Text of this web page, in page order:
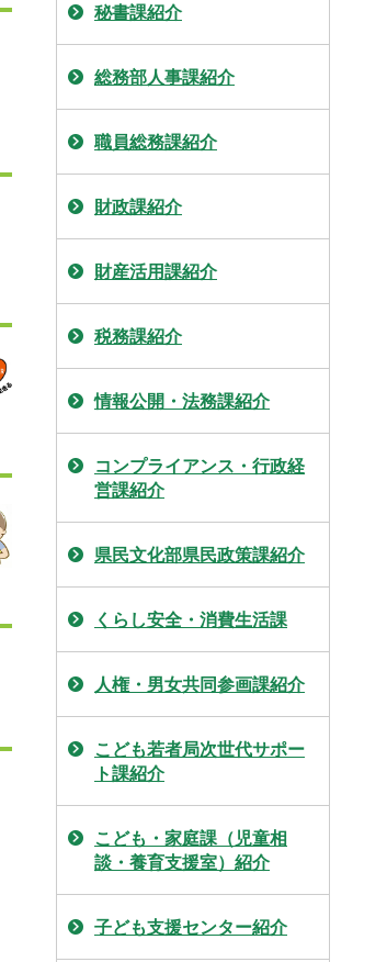
秘書課紹介
総務部人事課紹介
職員総務課紹介
財政課紹介
財産活用課紹介
税務課紹介
情報公開・法務課紹介
コンプライアンス・行政経
営課紹介
県民文化部県民政策課紹介
くらし安全・消費生活課
人権・男女共同参画課紹介
こども若者局次世代サポー
ト課紹介
こども・家庭課（児童相
談・養育支援室）紹介
子ども支援センター紹介